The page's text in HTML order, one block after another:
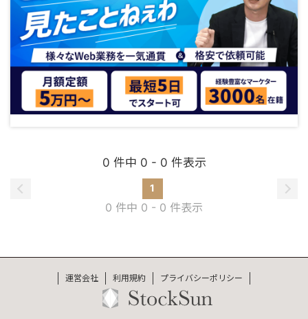
0 件中 0 - 0 件表示
1
0 件中 0 - 0 件表示
運営会社 利用規約 プライバシーポリシー